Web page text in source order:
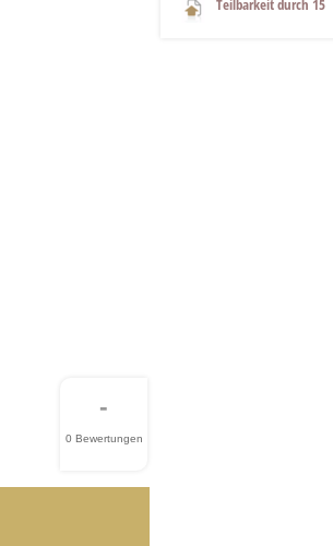
-
0 Bewertungen
Teilbarkeit durch 15